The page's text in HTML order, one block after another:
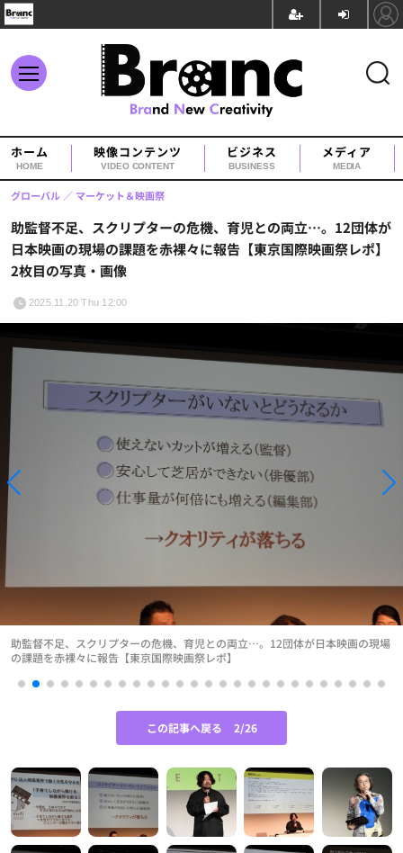
ホーム
HOME
映像コンテンツ
VIDEO CONTENT
ビジネス
BUSINESS
メディア
MEDIA
助監督不足、スクリプターの危機、育児との両立…。12団体が
日本映画の現場の課題を赤裸々に報告【東京国際映画祭レポ】
2枚目の写真・画像
グローバル マーケット＆映画祭
2025.11.20 Thu 12:00
助監督不足、スクリプターの危機、育児との両立…。12団体が日本映画の現場
の課題を赤裸々に報告【東京国際映画祭レポ】
この記事へ戻る 2/26